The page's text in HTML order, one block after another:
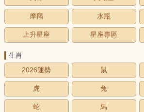
摩羯 水瓶
上升星座 星座專區
生肖
2026運勢
鼠
虎 兔
蛇 馬